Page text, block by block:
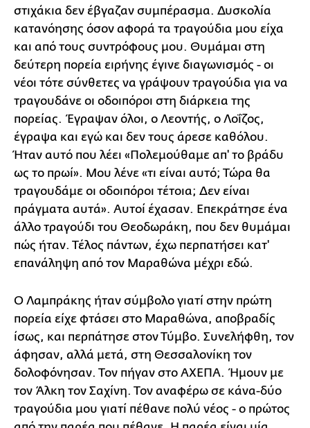
στιχάκια δεν έβγαζαν συμπέρασμα. Δυσκολία
κατανόησης όσον αφορά τα τραγούδια μου είχα
και από τους συντρόφους μου. Θυμάμαι στη
δεύτερη πορεία ειρήνης έγινε διαγωνισμός - οι
νέοι τότε σύνθετες να γράψουν τραγούδια για να
τραγουδάνε οι οδοιπόροι στη διάρκεια της
πορείας. Έγραψαν όλοι, ο Λεοντής, ο Λοΐζος,
έγραψα και εγώ και δεν τους άρεσε καθόλου.
Ήταν αυτό που λέει «Πολεμούθαμε απ' το βράδυ
ως το πρωί». Μου λένε «τι είναι αυτό; Τώρα θα
τραγουδάμε οι οδοιπόροι τέτοια; Δεν είναι
πράγματα αυτά». Αυτοί έχασαν. Επεκράτησε ένα
άλλο τραγούδι του Θεοδωράκη, που δεν θυμάμαι
πώς ήταν. Τέλος πάντων, έχω περπατήσει κατ'
επανάληψη από τον Μαραθώνα μέχρι εδώ.
Ο Λαμπράκης ήταν σύμβολο γιατί στην πρώτη
πορεία είχε φτάσει στο Μαραθώνα, αποβραδίς
ίσως, και περπάτησε στον Τύμβο. Συνελήφθη, τον
άφησαν, αλλά μετά, στη Θεσσαλονίκη τον
δολοφόνησαν. Τον πήγαν στο ΑΧΕΠΑ. Ήμουν με
τον Άλκη τον Σαχίνη. Τον αναφέρω σε κάνα-δύο
τραγούδια μου γιατί πέθανε πολύ νέος - ο πρώτος